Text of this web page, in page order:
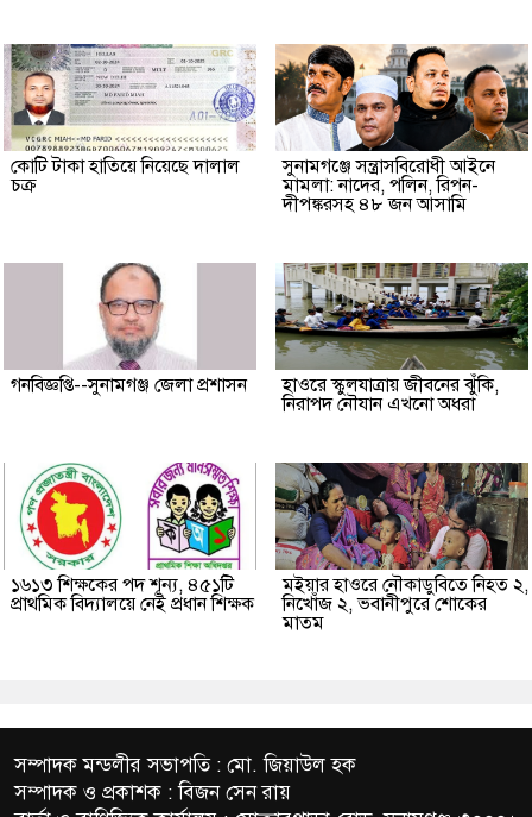
কোটি টাকা হাতিয়ে নিয়েছে দালাল
চক্র
‎সুনামগঞ্জে সন্ত্রাসবিরোধী আইনে
মামলা: নাদের, পলিন, রিপন-
দীপঙ্করসহ ৪৮ জন আসামি
গনবিজ্ঞপ্তি--সুনামগঞ্জ জেলা প্রশাসন
হাওরে স্কুলযাত্রায় জীবনের ঝুঁকি,
নিরাপদ নৌযান এখনো অধরা
১৬১৩ শিক্ষকের পদ শূন্য, ৪৫১টি
প্রাথমিক বিদ্যালয়ে নেই প্রধান শিক্ষক
মইয়ার হাওরে নৌকাডুবিতে নিহত ২,
নিখোঁজ ২, ভবানীপুরে শোকের
মাতম
সম্পাদক মন্ডলীর সভাপতি : মো. জিয়াউল হক
সম্পাদক ও প্রকাশক : বিজন সেন রায়